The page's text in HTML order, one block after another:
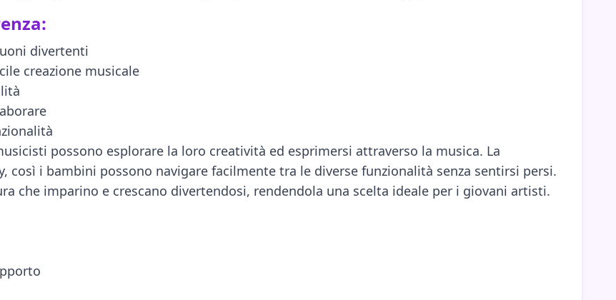
divertenti
creazione musicale
possono esplorare la loro creatività ed esprimersi attraverso la musica. La
così i bambini possono navigare facilmente tra le diverse funzionalità senza sentirsi persi.
che imparino e crescano divertendosi, rendendola una scelta ideale per i giovani artisti.